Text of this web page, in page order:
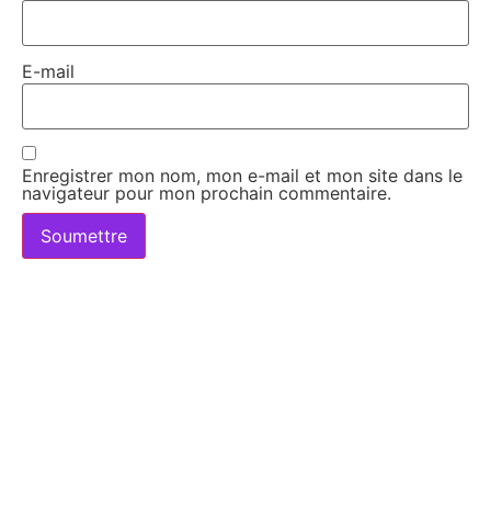
E-mail
Enregistrer mon nom, mon e-mail et mon site dans le
navigateur pour mon prochain commentaire.